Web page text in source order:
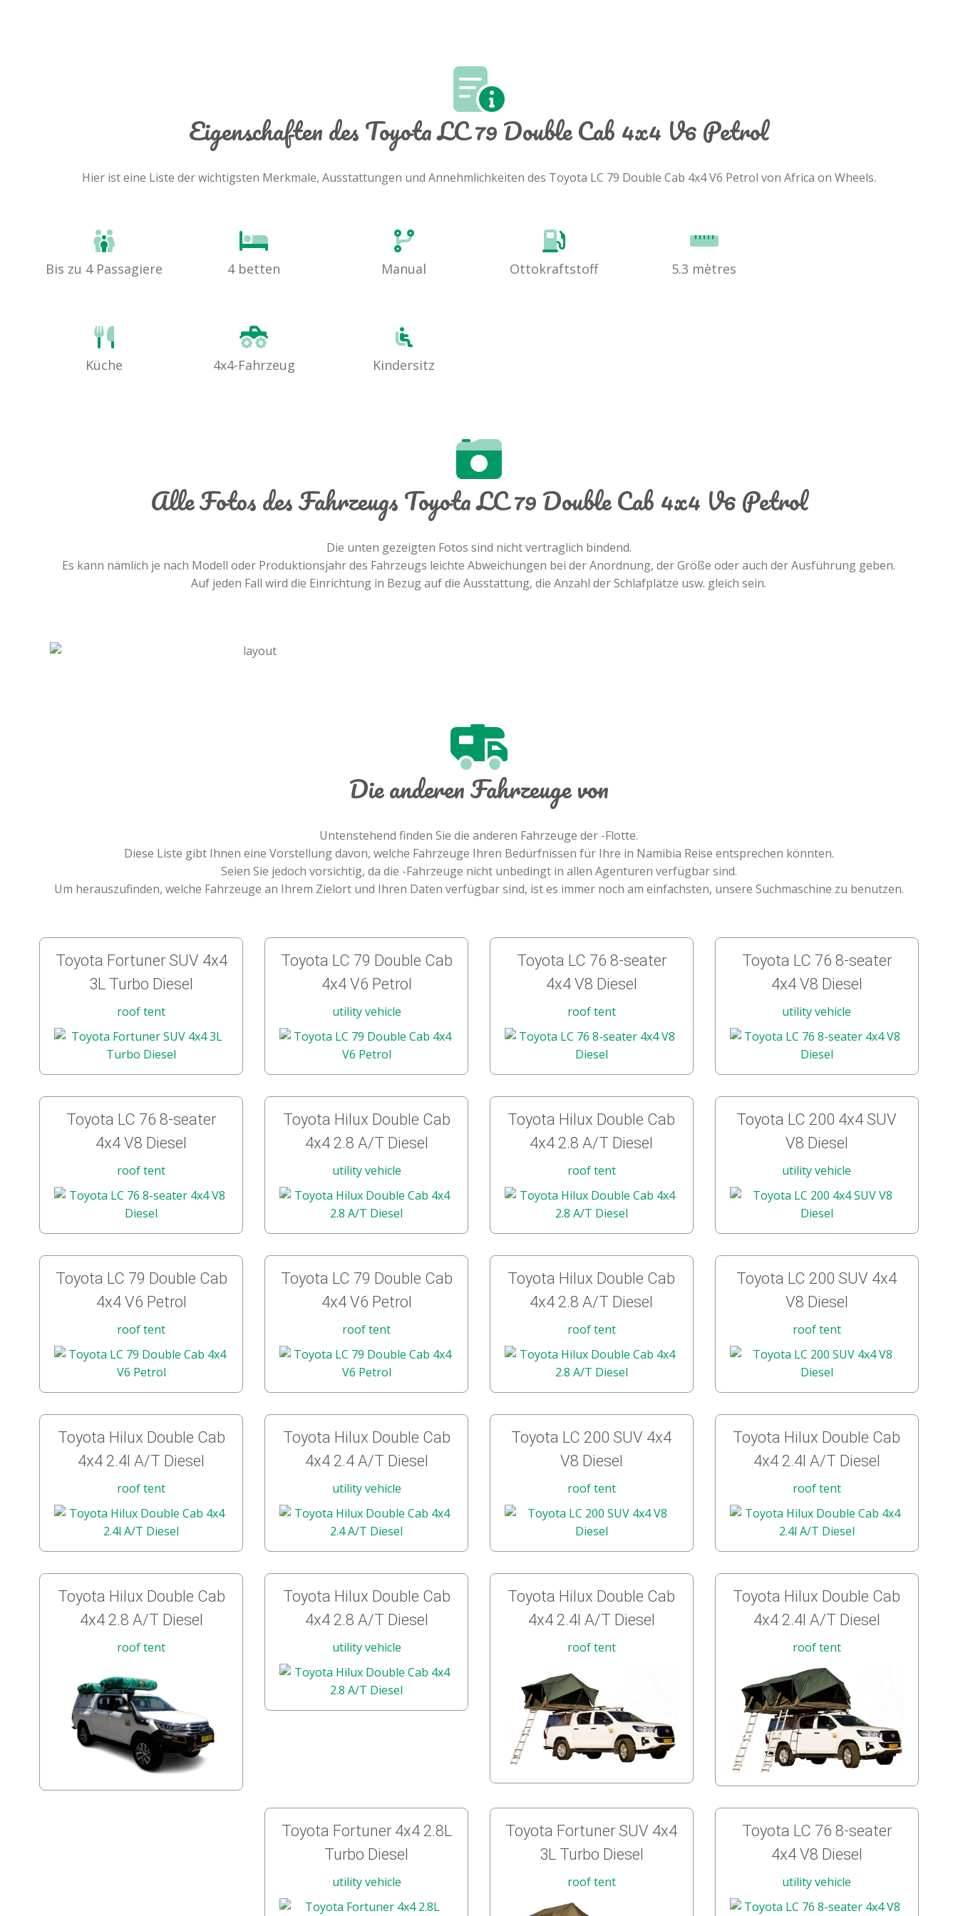
Eigenschaften des Toyota LC 79 Double Cab 4x4 V6 Petrol
Hier ist eine Liste der wichtigsten Merkmale, Ausstattungen und Annehmlichkeiten des Toyota LC 79 Double Cab 4x4 V6 Petrol von Africa on Wheels.
Bis zu 4 Passagiere 4 betten Manual Ottokraftstoff 5.3 mètres
Küche 4x4-Fahrzeug Kindersitz
Alle Fotos des Fahrzeugs Toyota LC 79 Double Cab 4x4 V6 Petrol
Die unten gezeigten Fotos sind nicht vertraglich bindend.
Es kann nämlich je nach Modell oder Produktionsjahr des Fahrzeugs leichte Abweichungen bei der Anordnung, der Größe oder auch der Ausführung geben.
Auf jeden Fall wird die Einrichtung in Bezug auf die Ausstattung, die Anzahl der Schlafplätze usw. gleich sein.
Die anderen Fahrzeuge von
Untenstehend finden Sie die anderen Fahrzeuge der -Flotte.
Diese Liste gibt Ihnen eine Vorstellung davon, welche Fahrzeuge Ihren Bedürfnissen für Ihre in Namibia Reise entsprechen könnten.
Seien Sie jedoch vorsichtig, da die -Fahrzeuge nicht unbedingt in allen Agenturen verfügbar sind.
Um herauszufinden, welche Fahrzeuge an Ihrem Zielort und Ihren Daten verfügbar sind, ist es immer noch am einfachsten, unsere Suchmaschine zu benutzen.
Toyota Fortuner SUV 4x4
3L Turbo Diesel
roof tent
Toyota LC 79 Double Cab
4x4 V6 Petrol
utility vehicle
Toyota LC 76 8-seater
4x4 V8 Diesel
roof tent
Toyota LC 76 8-seater
4x4 V8 Diesel
utility vehicle
Toyota LC 76 8-seater
4x4 V8 Diesel
roof tent
Toyota Hilux Double Cab
4x4 2.8 A/T Diesel
utility vehicle
Toyota Hilux Double Cab
4x4 2.8 A/T Diesel
roof tent
Toyota LC 200 4x4 SUV
V8 Diesel
utility vehicle
Toyota LC 79 Double Cab
4x4 V6 Petrol
roof tent
Toyota LC 79 Double Cab
4x4 V6 Petrol
roof tent
Toyota Hilux Double Cab
4x4 2.8 A/T Diesel
roof tent
Toyota LC 200 SUV 4x4
V8 Diesel
roof tent
Toyota Hilux Double Cab
4x4 2.4l A/T Diesel
roof tent
Toyota Hilux Double Cab
4x4 2.4 A/T Diesel
utility vehicle
Toyota LC 200 SUV 4x4
V8 Diesel
roof tent
Toyota Hilux Double Cab
4x4 2.4l A/T Diesel
roof tent
Toyota Hilux Double Cab
4x4 2.8 A/T Diesel
roof tent
Toyota Hilux Double Cab
4x4 2.8 A/T Diesel
utility vehicle
Toyota Hilux Double Cab
4x4 2.4l A/T Diesel
roof tent
Toyota Hilux Double Cab
4x4 2.4l A/T Diesel
roof tent
Toyota Fortuner 4x4 2.8L
Turbo Diesel
utility vehicle
Toyota Fortuner SUV 4x4
3L Turbo Diesel
roof tent
Toyota LC 76 8-seater
4x4 V8 Diesel
utility vehicle